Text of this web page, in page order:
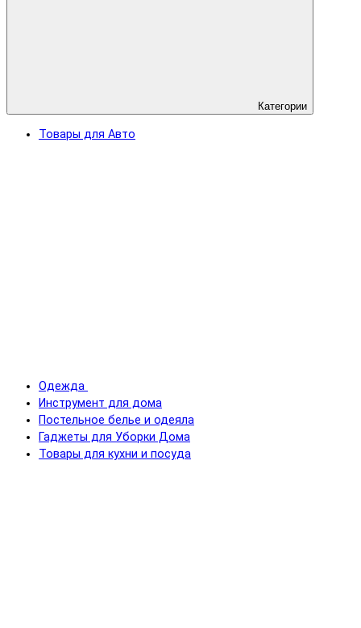
Категории
Товары для Авто
Одежда
Инструмент для дома
Постельное белье и одеяла
Гаджеты для Уборки Дома
Товары для кухни и посуда